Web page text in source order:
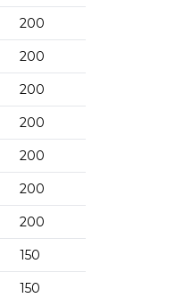
200
200
200
200
200
200
200
150
150